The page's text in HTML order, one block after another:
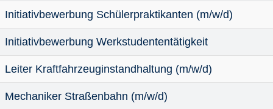
Initiativbewerbung Schülerpraktikanten (m/w/d)
Initiativbewerbung Werkstudententätigkeit
Leiter Kraftfahrzeuginstandhaltung (m/w/d)
Mechaniker Straßenbahn (m/w/d)